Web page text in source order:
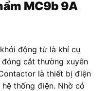
MC9b 9A
động từ là khí cụ
cắt thường xuyên
là thiết bị điện
thống điện. Nhờ có